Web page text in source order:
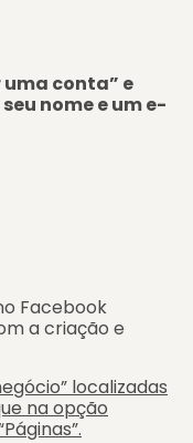
uma conta” e
nome e um e-
Facebook
a criação e
localizadas
na opção